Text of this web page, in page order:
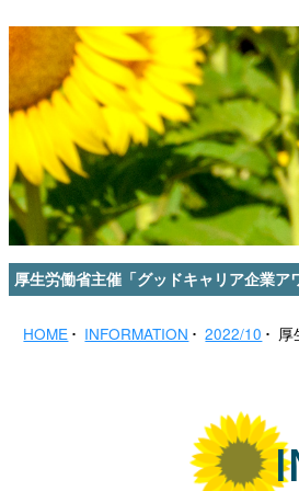
厚生労働省主催「グッドキャリア企業
HOME INFORMATION 2022/10 厚